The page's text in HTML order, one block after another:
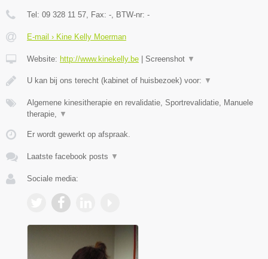
Tel: 09 328 11 57, Fax: -, BTW-nr: -
E-mail › Kine Kelly Moerman
Website: http://www.kinekelly.be Screenshot ▼
U kan bij ons terecht (kabinet of huisbezoek) voor: ▼
Algemene kinesitherapie en revalidatie, Sportrevalidatie, Manuele
therapie, ▼
Er wordt gewerkt op afspraak.
Laatste facebook posts ▼
Sociale media: